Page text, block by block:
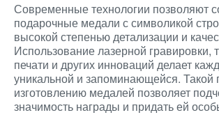
Современные технологии позволяют
подарочные медали с символикой
высокой степенью детализации и
Использование лазерной гравировки,
печати и других инноваций делает
уникальной и запоминающейся. Такой
изготовлению медалей позволяет
значимость награды и придать ей